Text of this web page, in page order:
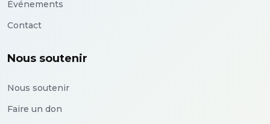
Événements
Contact
Nous soutenir
Nous soutenir
Faire un don